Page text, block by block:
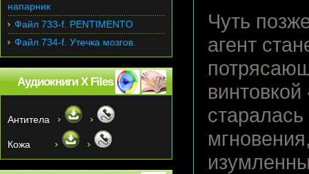
Чуть
агент
напарник
Файл 733-f. PENTIMENTO
Файл 734-f. Утечка мозгов.
Аудиокниги X Files
Антитела
Кожа